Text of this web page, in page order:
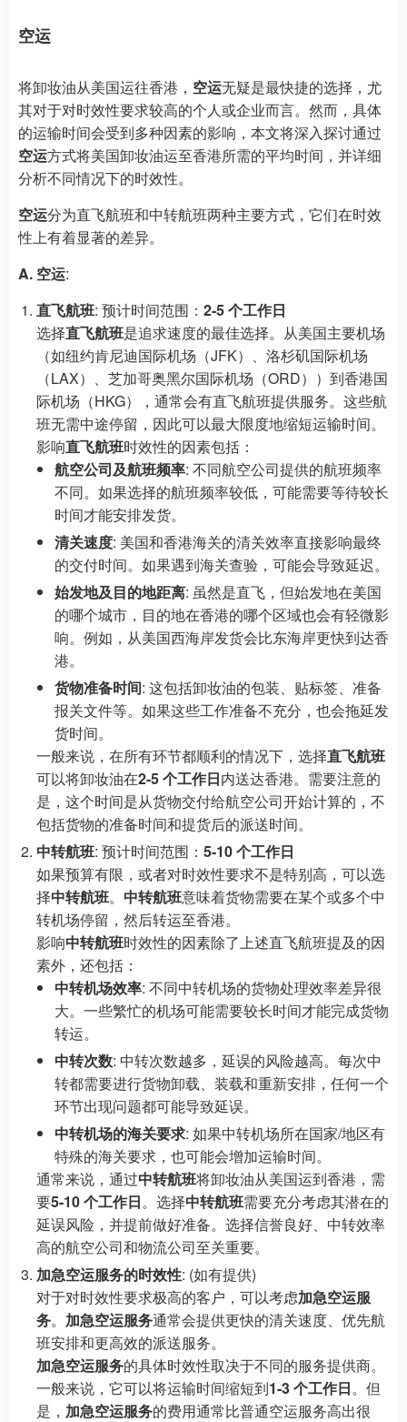
空运
将卸妆油从美国运往香港， 空运无疑是最快捷的选择，尤
其对于对时效性要求较高的个人或企业而言。然而，具体
的运输时间会受到多种因素的影响，本文将深入探讨通过
空运方式将美国卸妆油运至香港所需的平均时间，并详细
分析不同情况下的时效性。
空运分为直飞航班和中转航班两种主要方式，它们在时效
性上有着显著的差异。
A. 空运:
直飞航班: 预计时间范围： 2-5 个工作日
选择直飞航班是追求速度的最佳选择。从美国主要机场
（如纽约肯尼迪国际机场（JFK）、洛杉矶国际机场
（LAX）、芝加哥奥黑尔国际机场（ORD））到香港国
际机场（HKG），通常会有直飞航班提供服务。这些航
班无需中途停留，因此可以最大限度地缩短运输时间。
影响直飞航班时效性的因素包括：
航空公司及航班频率: 不同航空公司提供的航班频率
不同。如果选择的航班频率较低，可能需要等待较长
时间才能安排发货。
清关速度: 美国和香港海关的清关效率直接影响最终
的交付时间。如果遇到海关查验，可能会导致延迟。
始发地及目的地距离: 虽然是直飞，但始发地在美国
的哪个城市，目的地在香港的哪个区域也会有轻微影
响。例如，从美国西海岸发货会比东海岸更快到达香
港。
货物准备时间: 这包括卸妆油的包装、贴标签、准备
报关文件等。如果这些工作准备不充分，也会拖延发
货时间。
一般来说，在所有环节都顺利的情况下，选择直飞航班
可以将卸妆油在2-5 个工作日内送达香港。需要注意的
是，这个时间是从货物交付给航空公司开始计算的，不
包括货物的准备时间和提货后的派送时间。
中转航班: 预计时间范围： 5-10 个工作日
如果预算有限，或者对时效性要求不是特别高，可以选
择中转航班。 中转航班意味着货物需要在某个或多个中
转机场停留，然后转运至香港。
影响中转航班时效性的因素除了上述直飞航班提及的因
素外，还包括：
中转机场效率: 不同中转机场的货物处理效率差异很
大。一些繁忙的机场可能需要较长时间才能完成货物
转运。
中转次数: 中转次数越多，延误的风险越高。每次中
转都需要进行货物卸载、装载和重新安排，任何一个
环节出现问题都可能导致延误。
中转机场的海关要求: 如果中转机场所在国家/地区有
特殊的海关要求，也可能会增加运输时间。
通常来说，通过中转航班将卸妆油从美国运到香港，需
要5-10 个工作日。选择中转航班需要充分考虑其潜在的
延误风险，并提前做好准备。选择信誉良好、中转效率
高的航空公司和物流公司至关重要。
加急空运服务的时效性: (如有提供)
对于对时效性要求极高的客户，可以考虑加急空运服
务。 加急空运服务通常会提供更快的清关速度、优先航
班安排和更高效的派送服务。
加急空运服务的具体时效性取决于不同的服务提供商。
一般来说，它可以将运输时间缩短到1-3 个工作日。但
是， 加急空运服务的费用通常比普通空运服务高出很